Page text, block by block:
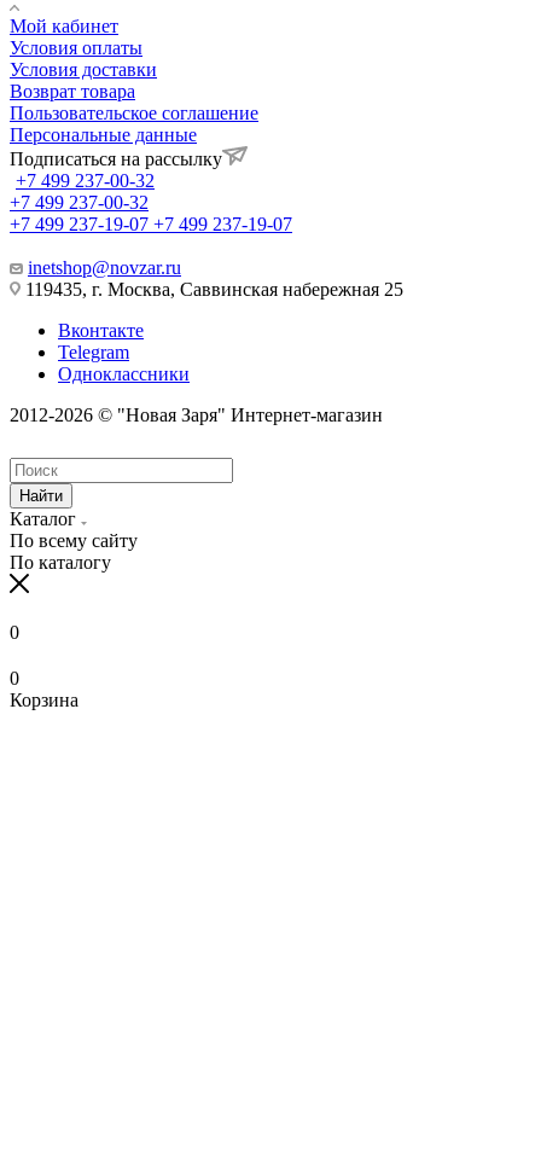
Мой кабинет
Условия оплаты
Условия доставки
Возврат товара
Пользовательское соглашение
Персональные данные
Подписаться на рассылку
+7 499 237-00-32
+7 499 237-00-32
+7 499 237-19-07 +7 499 237-19-07
inetshop@novzar.ru
119435, г. Москва, Саввинская набережная 25
Вконтакте
Telegram
Одноклассники
2012-2026 © "Новая Заря" Интернет-магазин
Найти
Каталог
По всему сайту
По каталогу
0
0
Корзина